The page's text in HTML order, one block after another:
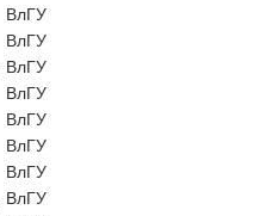
ВлГУ
ВлГУ
ВлГУ
ВлГУ
ВлГУ
ВлГУ
ВлГУ
ВлГУ